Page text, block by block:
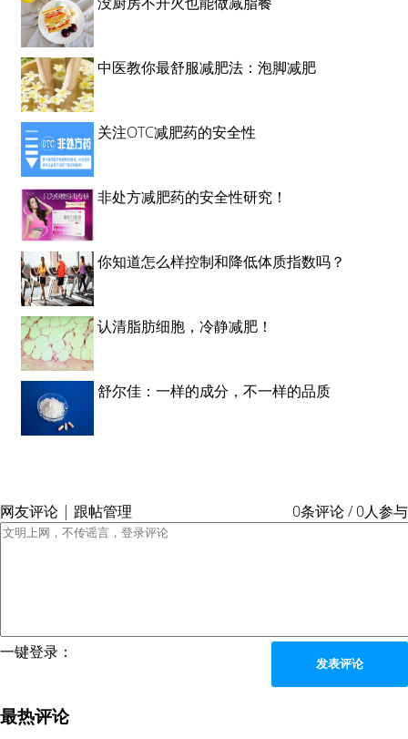
中医教你最舒服减肥法：泡脚减肥
关注OTC减肥药的安全性
非处方减肥药的安全性研究！
你知道怎么样控制和降低体质指数吗？
认清脂肪细胞，冷静减肥！
舒尔佳：一样的成分，不一样的品质
网友评论 | 跟帖管理 0条评论 / 0人参与
一键登录：
发表评论
最热评论